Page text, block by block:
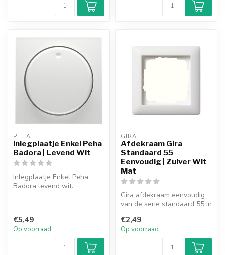
PEHA
Inlegplaatje Enkel Peha
Badora | Levend Wit
Inlegplaatje Enkel Peha
Badora levend wit.
€5,49
Op voorraad
GIRA
Afdekraam Gira
Standaard 55
Eenvoudig | Zuiver Wit
Mat
Gira afdekraam eenvoudig
van de serie standaard 55 in
€2,49
Op voorraad